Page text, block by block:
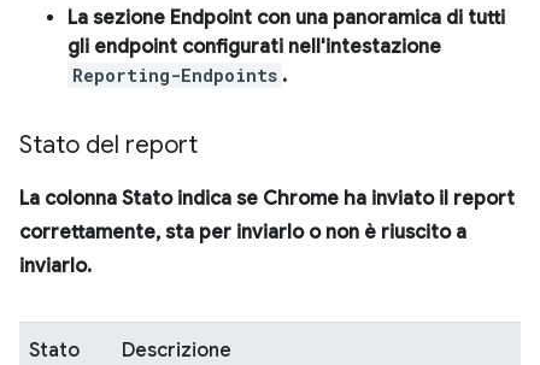
La sezione Endpoint con una panoramica di tutti
gli endpoint configurati nell'intestazione
Reporting-Endpoints .
Stato del report
La colonna Statoindica se Chrome ha inviato il report
correttamente, sta per inviarlo o non è riuscito a
inviarlo.
Stato Descrizione